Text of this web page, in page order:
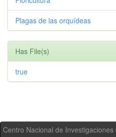
Plagas de las orquídeas
Has File(s)
true
Centro Nacional de